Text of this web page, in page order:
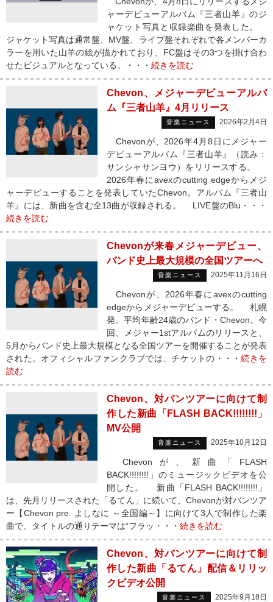
ャーデビューアルバム『三者山羊』のジ
ャケット写真と収録楽曲を発表した。
ジャケット写真は通常盤、MV盤、ライブ盤それぞれで各メンバーカ
ラーを用いた山羊の絵が描かれており、FC盤はその3つを掛け合わ
せたビジュアルとなっている。・・・ 続きを読む
Chevon、メジャーデビューアルバ
ム『三者山羊』4月リリース
音楽ニュース 2026年2月4日
Chevonが、2026年4月8日にメジャー
デビューアルバム『三者山羊』（読み：
サンシャサンヨウ）をリリースする。
2026年春にavexのcutting edgeからメジ
ャーデビューすることを発表していたChevon。アルバム『三者山
羊』には、新曲を含む全13曲が収録される。 LIVE盤のBlu・・・
続きを読む
Chevonが来春メジャーデビュー、
バンド史上最大規模の全国ツアーへ
音楽ニュース 2025年11月16日
Chevonが、2026年春にavexのcutting
edgeからメジャーデビューする。 札幌
発、平均年齢24歳のバンド・Chevon。今
回、メジャー1stアルバムのリリースと、
5月からバンド史上最大規模となる全国ツアーを開催することが発表
された。オフィシャルファンクラブでは、チケットの・・・続きを
読む
Chevon、対バンツアーに向けて制
作した新曲「FLASH BACK!!!!!!!!」
MV公開
音楽ニュース 2025年10月12日
Chevonが、新曲「FLASH
BACK!!!!!!!!」のミュージックビデオを公
開した。 新曲「FLASH BACK!!!!!!!!」
は、先月リリースされた「るてん」に続いて、Chevonが対バンツア
ー【Chevon pre. よしなに ～全国編～】に向けて3人で制作した楽
曲で、タイトルの通りテーマは“フラッ・・・ 続きを読む
Chevon、対バンツアーに向けて制
作した新曲「るてん」配信＆リリッ
クビデオ公開
音楽ニュース 2025年9月18日